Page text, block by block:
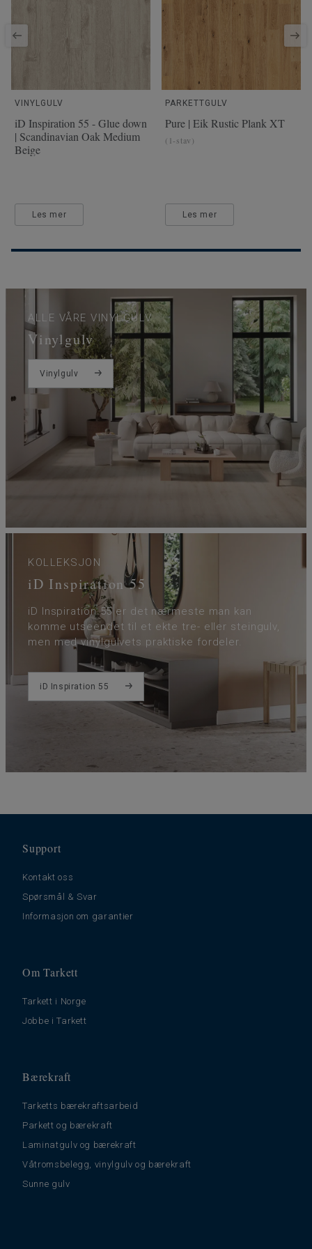
VINYLGULV
iD Inspiration 55 - Glue down
| Scandinavian Oak Medium
Beige
Les mer
PARKETTGULV
Pure | Eik Rustic Plank XT
(1-stav)
Les mer
ALLE VÅRE VINYLGULV
Vinylgulv
Vinylgulv
KOLLEKSJON
iD Inspiration 55
iD Inspiration 55 er det nærmeste man kan
komme utseendet til et ekte tre- eller steingulv,
men med vinylgulvets praktiske fordeler.
iD Inspiration 55
Support
Kontakt oss
Spørsmål & Svar
Informasjon om garantier
Om Tarkett
Tarkett i Norge
Jobbe i Tarkett
Bærekraft
Tarketts bærekraftsarbeid
Parkett og bærekraft
Laminatgulv og bærekraft
Våtromsbelegg, vinylgulv og bærekraft
Sunne gulv